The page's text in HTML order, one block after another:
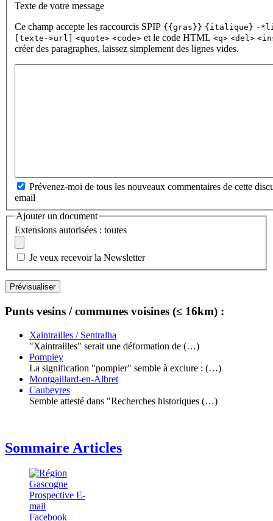
Texte de votre message
Ce champ accepte les raccourcis SPIP {{gras}} {italique} -
[texte->url] <quote> <code> et le code HTML <q> <del>
créer des paragraphes, laissez simplement des lignes vides.
Prévenez-moi de tous les nouveaux commentaires de cette
email
Ajouter un document
Extensions autorisées : toutes
Je veux recevoir la Newsletter
Punts vesins / communes voisines (≤ 16km) :
Xaintrailles / Sentralha
"Xaintrailles" serait une déformation de (…)
Pompiey
La signification "pompier" semble à exclure : (…)
Montgaillard-en-Albret
Caubeyres
Semble attesté dans "Recherches historiques (…)
Sommaire Articles